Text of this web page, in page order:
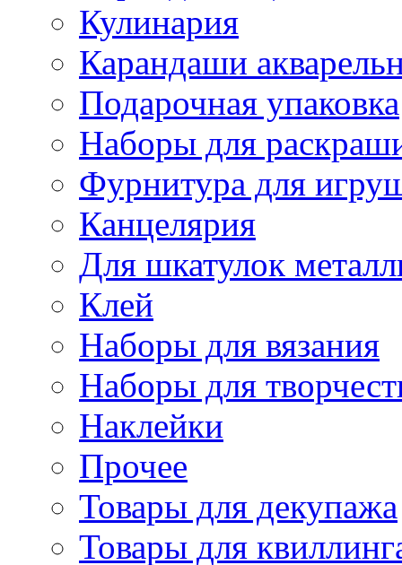
Кулинария
Карандаши
Подарочная упаковка
Наборы для
Фурнитура для
Канцелярия
Для шкатулок
Клей
Наборы для вязания
Наборы для
Наклейки
Прочее
Товары для декупажа
Товары для